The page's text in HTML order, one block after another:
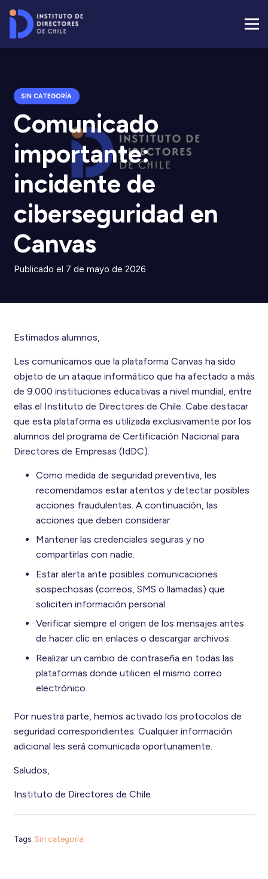
SIN CATEGORÍA
Comunicado
importante:
incidente de
ciberseguridad en
Canvas
Publicado el 7 de mayo de 2026
Estimados alumnos,
Les comunicamos que la plataforma Canvas ha sido
objeto de un ataque informático que ha afectado a más
de 9.000 instituciones educativas a nivel mundial, entre
ellas el Instituto de Directores de Chile. Cabe destacar
que esta plataforma es utilizada exclusivamente por los
alumnos del programa de Certificación Nacional para
Directores de Empresas (IdDC).
Como medida de seguridad preventiva, les
recomendamos estar atentos y detectar posibles
acciones fraudulentas. A continuación, las
acciones que deben considerar:
Mantener las credenciales seguras y no
compartirlas con nadie.
Estar alerta ante posibles comunicaciones
sospechosas (correos, SMS o llamadas) que
soliciten información personal.
Verificar siempre el origen de los mensajes antes
de hacer clic en enlaces o descargar archivos.
Realizar un cambio de contraseña en todas las
plataformas donde utilicen el mismo correo
electrónico.
Por nuestra parte, hemos activado los protocolos de
seguridad correspondientes. Cualquier información
adicional les será comunicada oportunamente.
Saludos,
Instituto de Directores de Chile
Tags: Sin categoría